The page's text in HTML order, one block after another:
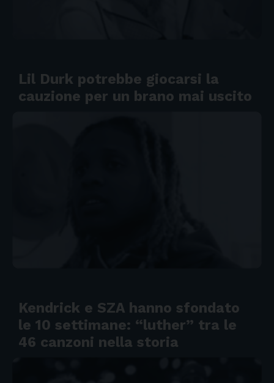
Lil Durk potrebbe giocarsi la
cauzione per un brano mai uscito
Kendrick e SZA hanno sfondato
le 10 settimane: “luther” tra le
46 canzoni nella storia